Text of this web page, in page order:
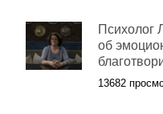
Психолог
об
13682